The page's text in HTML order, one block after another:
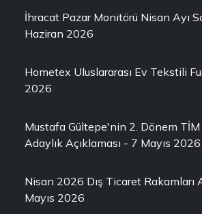
İhracat Pazar Monitörü Nisan Ayı
Haziran 2026
Hometex Uluslararası Ev Tekstili
2026
Mustafa Gültepe'nin 2. Dönem TİM
Adaylık Açıklaması - 7 Mayıs 2026
Nisan 2026 Dış Ticaret Rakamları
Mayıs 2026